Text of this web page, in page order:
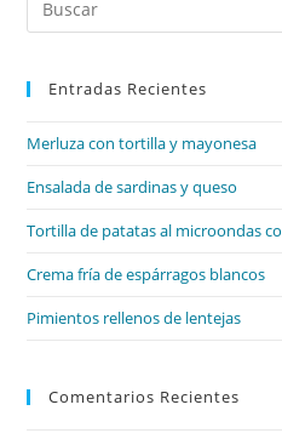
Entradas Recientes
Merluza con tortilla y mayonesa
Ensalada de sardinas y queso
Tortilla de patatas al microondas
Crema fría de espárragos blancos
Pimientos rellenos de lentejas
Comentarios Recientes